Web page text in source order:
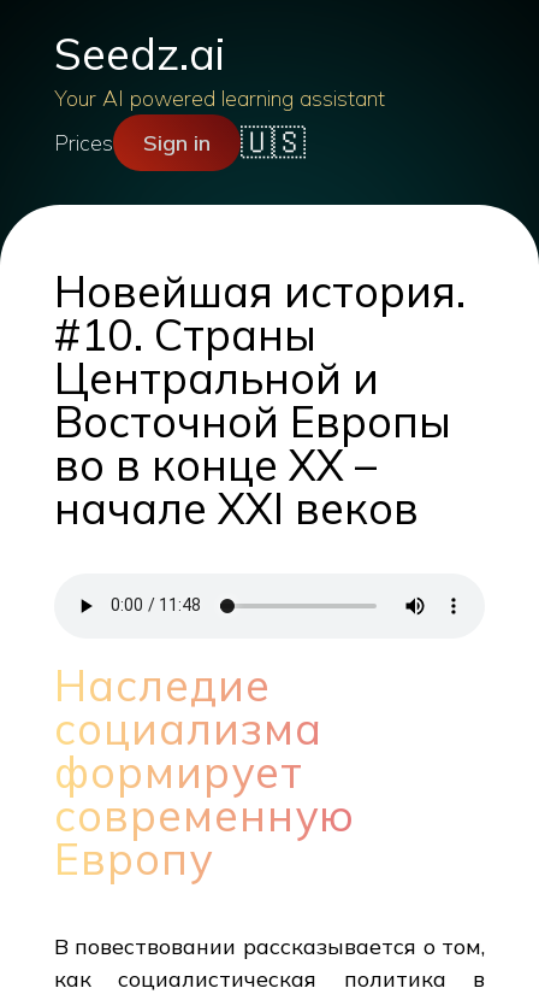
Seedz.ai
Your AI powered learning assistant
Prices
Sign in 🇺🇸
Новейшая история.
#10. Страны
Центральной и
Восточной Европы
во в конце ХХ –
начале XXI веков
Наследие
социализма
формирует
современную
Европу
В повествовании рассказывается о том,
как социалистическая политика в